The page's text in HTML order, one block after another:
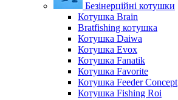
Безінерційні котушки
Котушка Brain
Bratfishing котушка
Котушка Daiwa
Котушка Evox
Котушка Fanatik
Котушка Favorite
Котушка Feeder Concept
Котушка Fishing Roi